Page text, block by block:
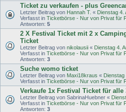
Ticket zu verkaufen - plus
Letzter Beitrag von Hannah T. « Dienstag 4.
Verfasst in Ticketbörse - Nur von Privat für
Antworten: 5
2 X Festival Ticket mit 2 x
Ticket
Letzter Beitrag von nikolausii « Dienstag 4.
Verfasst in Ticketbörse - Nur von Privat für
Antworten: 3
Suche womo ticket
Letzter Beitrag von Maxi18kraus « Dienstag
Verfasst in Ticketbörse - Nur von Privat für
Verkaufe 1x Festival Ticket für alle
Letzter Beitrag von SabrinaHuebner «
Verfasst in Ticketbörse - Nur von Privat für
Antworten: 3